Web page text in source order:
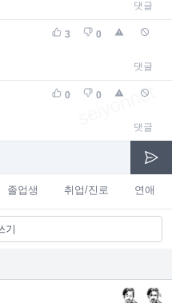
댓글
3 0
댓글
0 0
댓글
졸업생 취업/진로 연애
기